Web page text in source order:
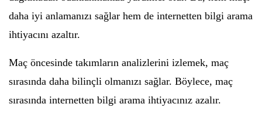
daha iyi anlamanızı sağlar hem de internetten bilgi arama
ihtiyacını azaltır.
Maç öncesinde takımların analizlerini izlemek, maç
sırasında daha bilinçli olmanızı sağlar. Böylece, maç
sırasında internetten bilgi arama ihtiyacınız azalır.